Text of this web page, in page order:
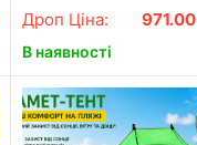
рибалки
Дроп Ціна: 971.00
В наявності